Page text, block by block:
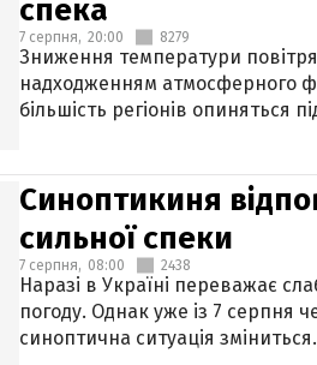
спека
7 серпня, 20:00 8279
Зниження температури повітря
надходженням атмосферного
більшість регіонів опиняться
Синоптикиня
сильної спеки
7 серпня, 08:00 2438
Наразі в Україні переважає
погоду. Однак уже із 7 серпня
синоптична ситуація зміниться.